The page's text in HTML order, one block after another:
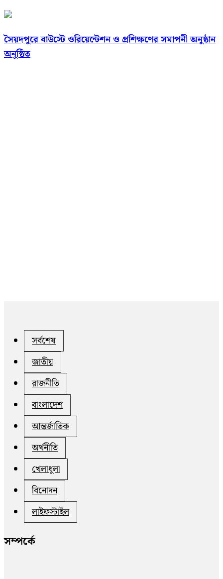
সৈয়দপুরে বাউস্টে ওরিয়েন্টেশন ও প্রশিক্ষণের সমাপনী অনুষ্ঠান
অনুষ্ঠিত
সর্বশেষ
জাতীয়
রাজনীতি
বাংলাদেশ
আন্তর্জাতিক
অর্থনীতি
খেলাধুলা
বিনোদন
লাইফস্টাইল
সম্পর্কে